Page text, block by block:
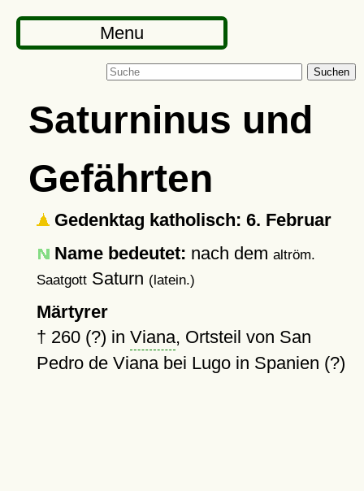
Menu
Suchen
Saturninus und
Gefährten
Gedenktag katholisch: 6. Februar
Name bedeutet: nach dem altröm.
SaatgottSaturn (latein.)
Märtyrer
† 260 (?) in Viana, Ortsteil von San
Pedro de Viana bei Lugo in Spanien (?)